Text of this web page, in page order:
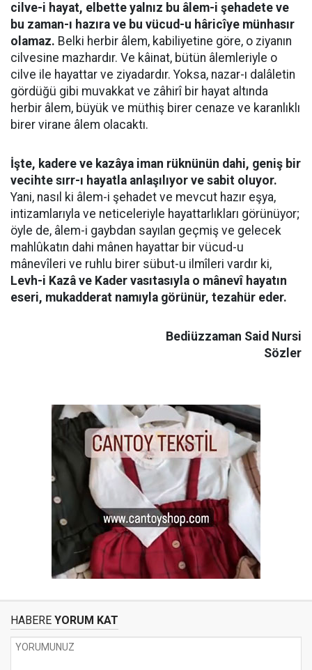
cilve-i hayat, elbette yalnız bu âlem-i şehadete ve
bu zaman-ı hazıra ve bu vücud-u hâricîye münhasır
olamaz. Belki herbir âlem, kabiliyetine göre, o ziyanın
cilvesine mazhardır. Ve kâinat, bütün âlemleriyle o
cilve ile hayattar ve ziyadardır. Yoksa, nazar-ı dalâletin
gördüğü gibi muvakkat ve zâhirî bir hayat altında
herbir âlem, büyük ve müthiş birer cenaze ve karanlıklı
birer virane âlem olacaktı.
İşte, kadere ve kazâya iman rüknünün dahi, geniş bir
vecihte sırr-ı hayatla anlaşılıyor ve sabit oluyor.
Yani, nasıl ki âlem-i şehadet ve mevcut hazır eşya,
intizamlarıyla ve neticeleriyle hayattarlıkları görünüyor;
öyle de, âlem-i gaybdan sayılan geçmiş ve gelecek
mahlûkatın dahi mânen hayattar bir vücud-u
mânevîleri ve ruhlu birer sübut-u ilmîleri vardır ki,
Levh-i Kazâ ve Kader vasıtasıyla o mânevî hayatın
eseri, mukadderat namıyla görünür, tezahür eder.
Bediüzzaman Said Nursi
Sözler
HABERE YORUM KAT